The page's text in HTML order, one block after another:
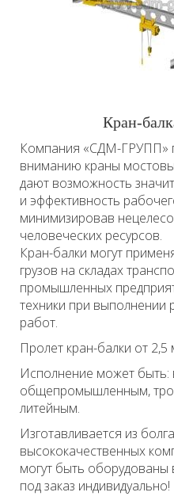
Кран-
Компания «СДМ-ГРУПП»
вниманию краны
дают возможность
и эффективность
минимизировав
человеческих ресурсов.
Кран-балки могут
грузов на складах
промышленных
техники при
работ.
Пролет кран-балки от 2,5
Исполнение может
общепромышленным,
литейным.
Изготавливается из
высококачественных
могут быть
под заказ индивидуально!